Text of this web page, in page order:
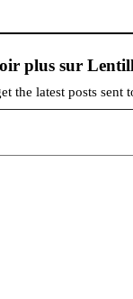
plus sur
the latest posts sent